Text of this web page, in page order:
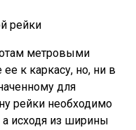
рейки
метровыми
к каркасу, но, ни в
для
рейки необходимо
а исходя из ширины